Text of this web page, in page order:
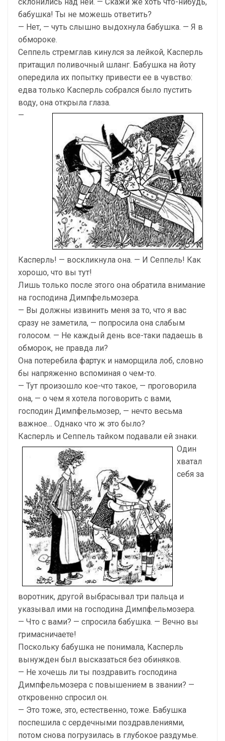
бабушка! Ты не можешь ответить?
— Нет, — чуть слышно выдохнула бабушка. — Я в
обмороке.
Сеппель стремглав кинулся за лейкой, Касперль
притащил поливочный шланг. Бабушка на йоту
опередила их попытку привести ее в чувство:
едва только Касперль собрался было пустить
воду, она открыла глаза.
—
Касперль! — воскликнула она. — И Сеппель! Как
хорошо, что вы тут!
Лишь только после этого она обратила внимание
на господина Димпфельмозера.
— Вы должны извинить меня за то, что я вас
сразу не заметила, — попросила она слабым
голосом. — Не каждый день все-таки падаешь в
обморок, не правда ли?
Она потеребила фартук и наморщила лоб, словно
бы напряженно вспоминая о чем-то.
— Тут произошло кое-что такое, — проговорила
она, — о чем я хотела поговорить с вами,
господин Димпфельмозер, — нечто весьма
важное… Однако что ж это было?
Касперль и Сеппель тайком подавали ей знаки.
Один
хватал
себя за
воротник, другой выбрасывал три пальца и
указывал ими на господина Димпфельмозера.
— Что с вами? — спросила бабушка. — Вечно вы
гримасничаете!
Поскольку бабушка не понимала, Касперль
вынужден был высказаться без обиняков.
— Не хочешь ли ты поздравить господина
Димпфельмозера с повышением в звании? —
откровенно спросил он.
— Это тоже, это, естественно, тоже. Бабушка
поспешила с сердечными поздравлениями,
потом снова погрузилась в глубокое раздумье.